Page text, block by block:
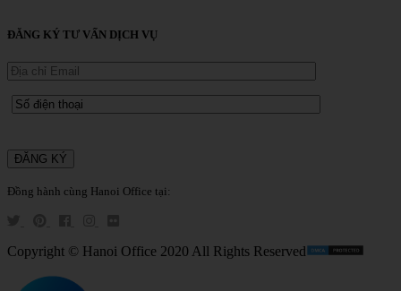
ĐĂNG KÝ TƯ VẤN DỊCH VỤ
Đồng hành cùng Hanoi Office tại:
Copyright © Hanoi Office 2020 All Rights Reserved